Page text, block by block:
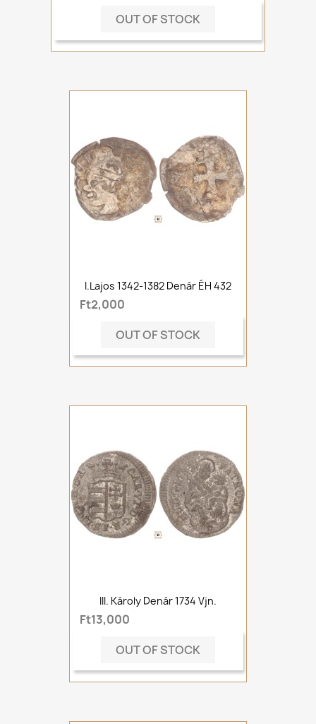
OUT OF STOCK
I.Lajos 1342-1382 Denár ÉH 432
Ft2,000
OUT OF STOCK
III. Károly Denár 1734 Vjn.
Ft13,000
OUT OF STOCK